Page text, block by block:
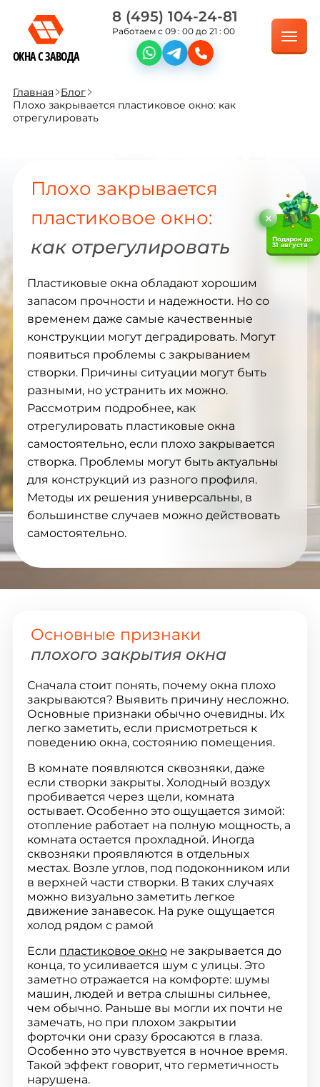
ОКНА С ЗАВОДА
8 (495) 104-24-81
Работаем с 09 : 00 до 21 : 00
Главная
Блог
Плохо закрывается пластиковое окно: как
отрегулировать
Плохо закрывается
пластиковое окно:
как отрегулировать
Пластиковые окна обладают хорошим
запасом прочности и надежности. Но со
временем даже самые качественные
конструкции могут деградировать. Могут
появиться проблемы с закрыванием
створки. Причины ситуации могут быть
разными, но устранить их можно.
Рассмотрим подробнее, как
отрегулировать пластиковые окна
самостоятельно, если плохо закрывается
створка. Проблемы могут быть актуальны
для конструкций из разного профиля.
Методы их решения универсальны, в
большинстве случаев можно действовать
самостоятельно.
Основные признаки
плохого закрытия окна
Сначала стоит понять, почему окна плохо
закрываются? Выявить причину несложно.
Основные признаки обычно очевидны. Их
легко заметить, если присмотреться к
поведению окна, состоянию помещения.
В комнате появляются сквозняки, даже
если створки закрыты. Холодный воздух
пробивается через щели, комната
остывает. Особенно это ощущается зимой:
отопление работает на полную мощность, а
комната остается прохладной. Иногда
сквозняки проявляются в отдельных
местах. Возле углов, под подоконником или
в верхней части створки. В таких случаях
можно визуально заметить легкое
движение занавесок. На руке ощущается
холод рядом с рамой
Если пластиковое окноне закрывается до
конца, то усиливается шум с улицы. Это
заметно отражается на комфорте: шумы
машин, людей и ветра слышны сильнее,
чем обычно. Раньше вы могли их почти не
замечать, но при плохом закрытии
форточки они сразу бросаются в глаза.
Особенно это чувствуется в ночное время.
Такой эффект говорит, что герметичность
нарушена.
Подарок до
31 августа